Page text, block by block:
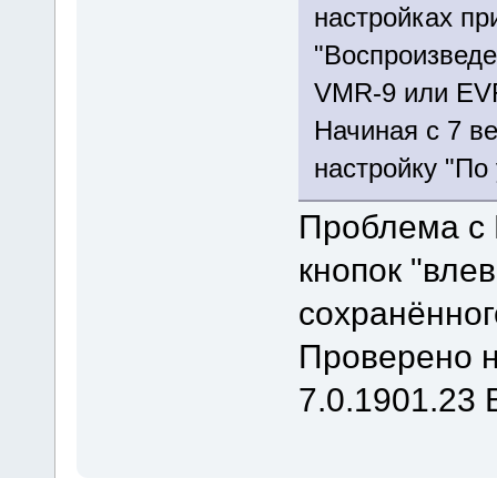
настройках
VMR-9 или
Начиная с 7
настройку
Проблема с
кнопок
Проверено
7.0.1901.23